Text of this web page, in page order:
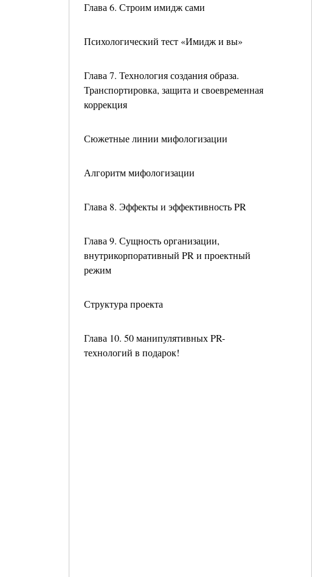
Глава 6. Строим имидж сами
Психологический тест «Имидж и вы»
Глава 7. Технология создания образа.
Транспортировка, защита и своевременная
коррекция
Сюжетные линии мифологизации
Алгоритм мифологизации
Глава 8. Эффекты и эффективность PR
Глава 9. Сущность организации,
внутрикорпоративный PR и проектный
режим
Структура проекта
Глава 10. 50 манипулятивных PR-
технологий в подарок!